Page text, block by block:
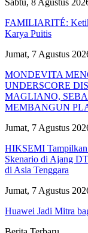
FAMILIARITÉ:
Karya Puitis
Jumat, 7 Agustus
MONDEVITA
UNDERSCORE
MAGLIANO,
MEMBANGUN
Jumat, 7 Agustus
HIKSEMI Tampilkan
Skenario di Ajang
di Asia Tenggara
Jumat, 7 Agustus
Huawei Jadi Mitra